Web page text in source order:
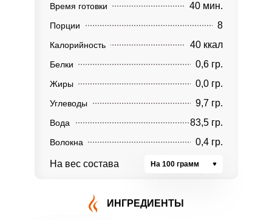
Время готовки 40 мин.
Порции 8
Калорийность 40 ккал
Белки 0,6 гр.
Жиры 0,0 гр.
Углеводы 9,7 гр.
Вода 83,5 гр.
Волокна 0,4 гр.
На вес состава На 100 грамм
ИНГРЕДИЕНТЫ